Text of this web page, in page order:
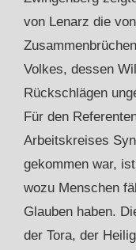
von Lenarz die
Volkes, dessen
Rückschlägen
Für den
Arbeitskreises
gekommen war,
wozu Menschen
Glauben haben.
der Tora, der